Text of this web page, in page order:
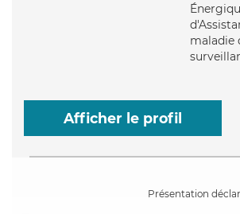
maladie
Afficher le profil
Présentation